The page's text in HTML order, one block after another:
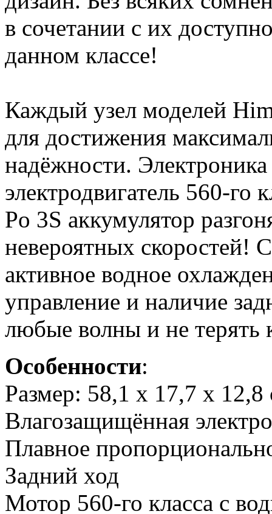
в сочетании с их
данном классе!
Каждый узел моделей
для достижения
надёжности.
электродвигатель 560-
Po 3S аккумулятор
невероятных скоростей!
активное водное
управление и наличие
любые волны и не терять
Особенности:
Размер: 58,1 x 17,7 x 12,8
Влагозащищённая
Плавное
Задний ход
Мотор 560-го класса с